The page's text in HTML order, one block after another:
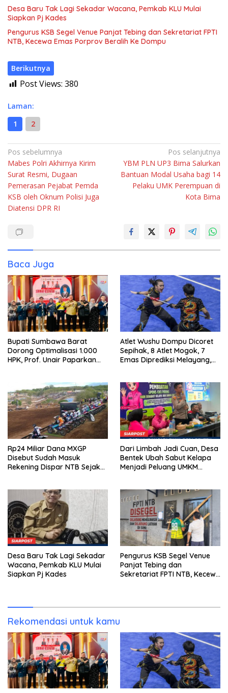
Desa Baru Tak Lagi Sekadar Wacana, Pemkab KLU Mulai
Siapkan Pj Kades
Pengurus KSB Segel Venue Panjat Tebing dan Sekretariat FPTI
NTB, Kecewa Emas Porprov Beralih Ke Dompu
Berikutnya
Post Views: 380
Laman:
1
2
Navigasi
pos
Pos sebelumnya
Mabes Polri Akhirnya Kirim
Surat Resmi, Dugaan
Pemerasan Pejabat Pemda
KSB oleh Oknum Polisi Juga
Diatensi DPR RI
Pos selanjutnya
YBM PLN UP3 Bima Salurkan
Bantuan Modal Usaha bagi 14
Pelaku UMK Perempuan di
Kota Bima
Baca Juga
Bupati Sumbawa Barat
Dorong Optimalisasi 1.000
HPK, Prof. Unair Paparkan
Atlet Wushu Dompu Dicoret
Sepihak, 8 Atlet Mogok, 7
Emas Diprediksi Melayang,
Rp24 Miliar Dana MXGP
Disebut Sudah Masuk
Rekening Dispar NTB Sejak
Dari Limbah Jadi Cuan, Desa
Bentek Ubah Sabut Kelapa
Menjadi Peluang UMKM
Desa Baru Tak Lagi Sekadar
Wacana, Pemkab KLU Mulai
Siapkan Pj Kades
Pengurus KSB Segel Venue
Panjat Tebing dan
Sekretariat FPTI NTB, Kecewa
Rekomendasi untuk kamu